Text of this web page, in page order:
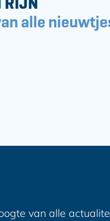
alle
van alle